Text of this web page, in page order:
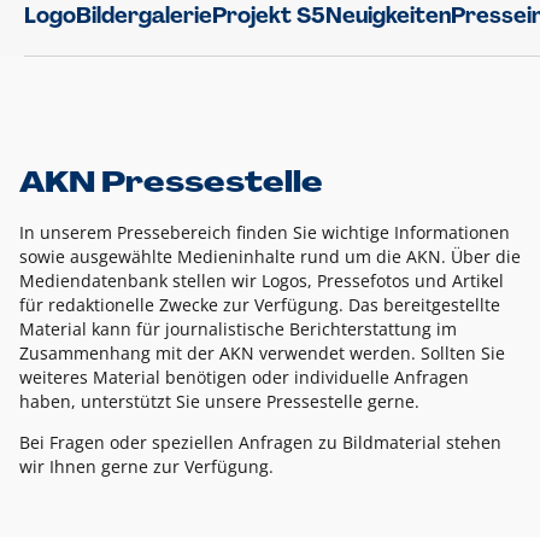
LogoBildergalerieProjekt S5Neuigkeiten
AKN Pressestelle
In unserem Pressebereich finden Sie wichtige Informationen
sowie ausgewählte Medieninhalte rund um die AKN. Über die
Mediendatenbank stellen wir Logos, Pressefotos und Artikel
für redaktionelle Zwecke zur Verfügung. Das bereitgestellte
Material kann für journalistische Berichterstattung im
Zusammenhang mit der AKN verwendet werden. Sollten Sie
weiteres Material benötigen oder individuelle Anfragen
haben, unterstützt Sie unsere Pressestelle gerne.
Bei Fragen oder speziellen Anfragen zu Bildmaterial stehen
wir Ihnen gerne zur Verfügung.